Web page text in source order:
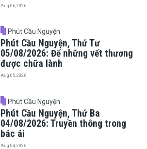
Aug 06, 2026
Phút Cầu Nguyện
Phút Cầu Nguyện, Thứ Tư
05/08/2026: Để những vết thương
được chữa lành
Aug 05, 2026
Phút Cầu Nguyện
Phút Cầu Nguyện, Thứ Ba
04/08/2026: Truyền thông trong
bác ái
Aug 04, 2026